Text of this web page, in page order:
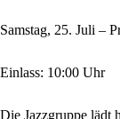
Samstag, 25. Juli –
Einlass: 10:00 Uhr
Die Jazzgruppe lädt